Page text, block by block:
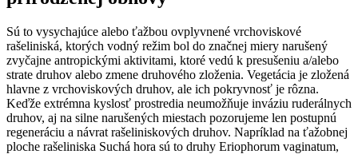
Sú to vysychajúce alebo ťažbou ovplyvnené vrchoviskové
rašeliniská, ktorých vodný režim bol do značnej miery narušený
zvyčajne antropickými aktivitami, ktoré vedú k presušeniu a/alebo
strate druhov alebo zmene druhového zloženia. Vegetácia je zložená
hlavne z vrchoviskových druhov, ale ich pokryvnosť je rôzna.
Keďže extrémna kyslosť prostredia neumožňuje inváziu ruderálnych
druhov, aj na silne narušených miestach pozorujeme len postupnú
regeneráciu a návrat rašeliniskových druhov. Napríklad na ťažobnej
ploche rašeliniska Suchá hora sú to druhy Eriophorum vaginatum,